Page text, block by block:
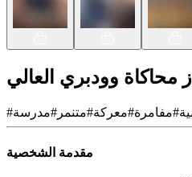
محاكاة وودبري العالي
# #مفامرة#معركة#متنمر #مدرسة
مقدمة الشخصية